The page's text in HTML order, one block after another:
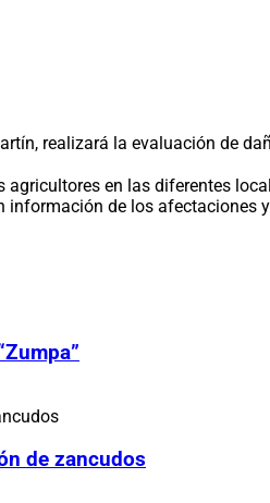
realizará la evaluación de
en las diferentes
de los afectaciones
de zancudos